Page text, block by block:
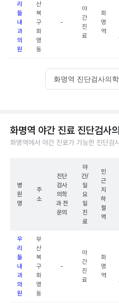
리
들
내
과
의
원
산
북
구
화
명
동
-
야
간
진
료
화
명
역
화명역 진단검사의
화명역 야간 진료 진단검사
화명역에서 야간 진료가 가능한 진단검
병
원
명
주
소
진단
검사
의학
과 전
문의
야
간/
일
요
일
진
료
인
근
지
하
철
역
우
리
들
내
과
의
원
부
산
북
구
화
명
동
-
야
간
진
료
화
명
역